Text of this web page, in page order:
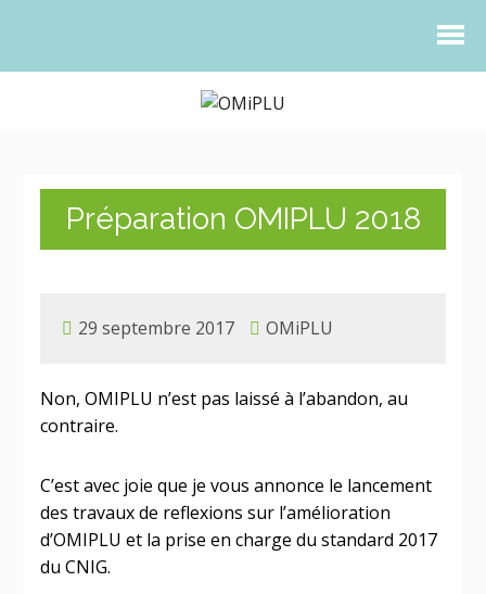
Préparation OMIPLU 2018
29 septembre 2017 OMiPLU
Non, OMIPLU n’est pas laissé à l’abandon, au
contraire.
C’est avec joie que je vous annonce le lancement
des travaux de reflexions sur l’amélioration
d’OMIPLU et la prise en charge du standard 2017
du CNIG.